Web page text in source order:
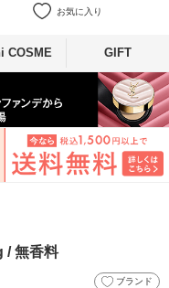
お気に入り
COSME GIFT
/ 無香料
ブランド